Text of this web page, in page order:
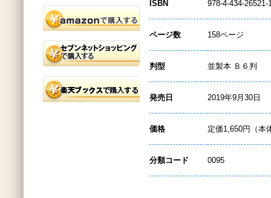
ISBN 978-4-434-26521-
ページ数 158ページ
判型 並製本 Ｂ６判
発売日 2019年9月30日
価格 定価1,650円（本
分類コード 0095